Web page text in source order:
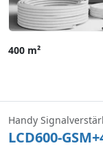
400 m²
Handy
LCD600-